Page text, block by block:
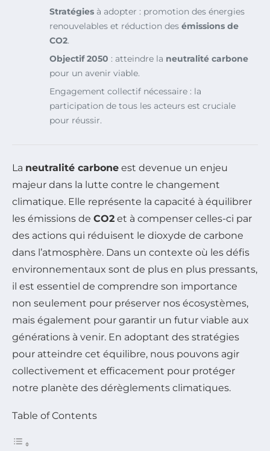
Stratégies à adopter : promotion des énergies
renouvelables et réduction des émissions de
CO2.
Objectif 2050 : atteindre la neutralité carbone
pour un avenir viable.
Engagement collectif nécessaire : la
participation de tous les acteurs est cruciale
pour réussir.
La neutralité carbone est devenue un enjeu
majeur dans la lutte contre le changement
climatique. Elle représente la capacité à équilibrer
les émissions de CO2 et à compenser celles-ci par
des actions qui réduisent le dioxyde de carbone
dans l’atmosphère. Dans un contexte où les défis
environnementaux sont de plus en plus pressants,
il est essentiel de comprendre son importance
non seulement pour préserver nos écosystèmes,
mais également pour garantir un futur viable aux
générations à venir. En adoptant des stratégies
pour atteindre cet équilibre, nous pouvons agir
collectivement et efficacement pour protéger
notre planète des dérèglements climatiques.
Table of Contents